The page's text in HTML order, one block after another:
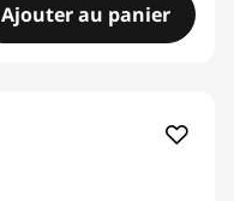
Ajouter au panier